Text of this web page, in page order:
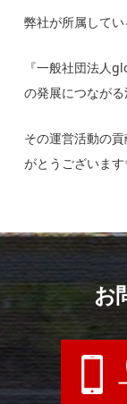
弊社が所属してい
『一般社団法人
の発展につなが
その運営活動の
がとうございます
お